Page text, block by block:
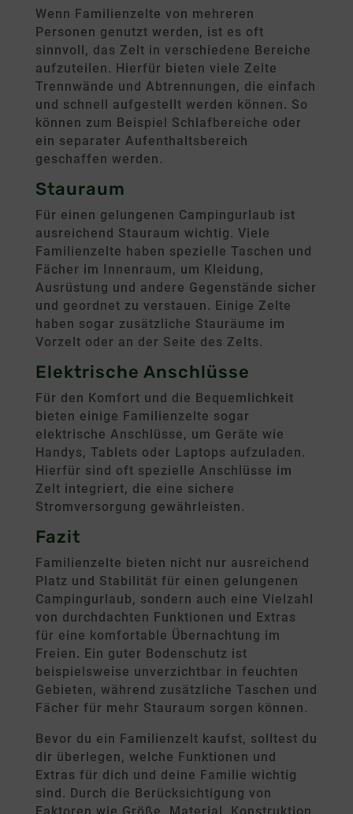
Wenn Familienzelte von mehreren
Personen genutzt werden, ist es oft
sinnvoll, das Zelt in verschiedene Bereiche
aufzuteilen. Hierfür bieten viele Zelte
Trennwände und Abtrennungen, die einfach
und schnell aufgestellt werden können. So
können zum Beispiel Schlafbereiche oder
ein separater Aufenthaltsbereich
geschaffen werden.
Stauraum
Für einen gelungenen Campingurlaub ist
ausreichend Stauraum wichtig. Viele
Familienzelte haben spezielle Taschen und
Fächer im Innenraum, um Kleidung,
Ausrüstung und andere Gegenstände sicher
und geordnet zu verstauen. Einige Zelte
haben sogar zusätzliche Stauräume im
Vorzelt oder an der Seite des Zelts.
Elektrische Anschlüsse
Für den Komfort und die Bequemlichkeit
bieten einige Familienzelte sogar
elektrische Anschlüsse, um Geräte wie
Handys, Tablets oder Laptops aufzuladen.
Hierfür sind oft spezielle Anschlüsse im
Zelt integriert, die eine sichere
Stromversorgung gewährleisten.
Fazit
Familienzelte bieten nicht nur ausreichend
Platz und Stabilität für einen gelungenen
Campingurlaub, sondern auch eine Vielzahl
von durchdachten Funktionen und Extras
für eine komfortable Übernachtung im
Freien. Ein guter Bodenschutz ist
beispielsweise unverzichtbar in feuchten
Gebieten, während zusätzliche Taschen und
Fächer für mehr Stauraum sorgen können.
Bevor du ein Familienzelt kaufst, solltest du
dir überlegen, welche Funktionen und
Extras für dich und deine Familie wichtig
sind. Durch die Berücksichtigung von